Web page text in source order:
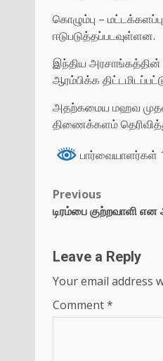
கொழும்பு –
ஈடுபடுத்தப்படவுள்ளன.
இந்திய அரசாங்கத்தின்
ஆரம்பிக்க
அதற்கமைய மஹவ முதல்
திணைக்களம்
பார்வையாளர்கள்
Previous
டிரம்பை குற்றவாளி
Leave a Reply
Your email address
Comment*